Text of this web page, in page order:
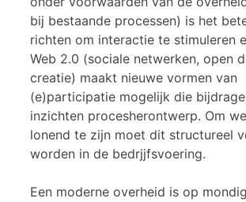
bij bestaande processen) is het
richten om interactie te stimuleren
Web 2.0 (sociale netwerken, open
creatie) maakt nieuwe vormen van
(e)participatie mogelijk die
inzichten procesherontwerp. Om
lonend te zijn moet dit structureel
worden in de bedrjjfsvoering.
Een moderne overheid is op